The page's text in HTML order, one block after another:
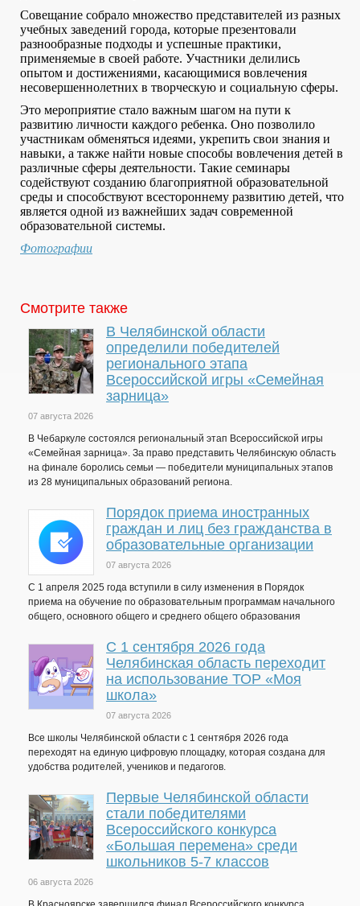
Совещание собрало множество представителей из разных
учебных заведений города, которые презентовали
разнообразные подходы и успешные практики,
применяемые в своей работе. Участники делились
опытом и достижениями, касающимися вовлечения
несовершеннолетних в творческую и социальную сферы.
Это мероприятие стало важным шагом на пути к
развитию личности каждого ребенка. Оно позволило
участникам обменяться идеями, укрепить свои знания и
навыки, а также найти новые способы вовлечения детей в
различные сферы деятельности. Такие семинары
содействуют созданию благоприятной образовательной
среды и способствуют всестороннему развитию детей, что
является одной из важнейших задач современной
образовательной системы.
Фотографии
Смотрите также
В Челябинской области
определили победителей
регионального этапа
Всероссийской игры «Семейная
зарница»
07 августа 2026
В Чебаркуле состоялся региональный этап Всероссийской игры
«Семейная зарница». За право представить Челябинскую область
на финале боролись семьи — победители муниципальных этапов
из 28 муниципальных образований региона.
Порядок приема иностранных
граждан и лиц без гражданства в
образовательные организации
07 августа 2026
С 1 апреля 2025 года вступили в силу изменения в Порядок
приема на обучение по образовательным программам начального
общего, основного общего и среднего общего образования
С 1 сентября 2026 года
Челябинская область переходит
на использование ТОР «Моя
школа»
07 августа 2026
Все школы Челябинской области с 1 сентября 2026 года
переходят на единую цифровую площадку, которая создана для
удобства родителей, учеников и педагогов.
Первые Челябинской области
стали победителями
Всероссийского конкурса
«Большая перемена» среди
школьников 5-7 классов
06 августа 2026